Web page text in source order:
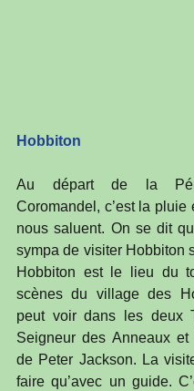
Hobbiton
Au départ de la
Coromandel, c’est la pluie
nous saluent. On se dit
sympa de visiter Hobbiton
Hobbiton est le lieu du
scènes du village des
peut voir dans les deux
Seigneur des Anneaux
de Peter Jackson. La
faire qu’avec un guide.